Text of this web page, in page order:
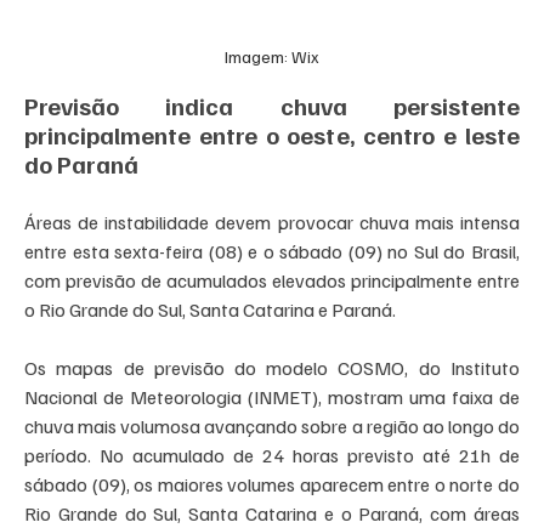
Imagem: Wix
Previsão indica chuva persistente
principalmente entre o oeste, centro e leste
do Paraná
Áreas de instabilidade devem provocar chuva mais intensa
entre esta sexta-feira (08) e o sábado (09) no Sul do Brasil,
com previsão de acumulados elevados principalmente entre
o Rio Grande do Sul, Santa Catarina e Paraná.
Os mapas de previsão do modelo COSMO, do Instituto
Nacional de Meteorologia (INMET), mostram uma faixa de
chuva mais volumosa avançando sobre a região ao longo do
período. No acumulado de 24 horas previsto até 21h de
sábado (09), os maiores volumes aparecem entre o norte do
Rio Grande do Sul, Santa Catarina e o Paraná, com áreas